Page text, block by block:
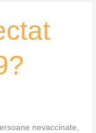
nevaccinate,